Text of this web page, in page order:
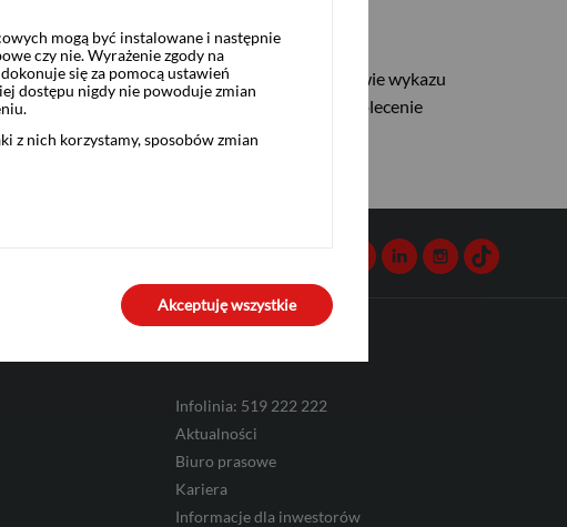
i Finansów z dnia 14 lipca 2017 r. w sprawie wykazu
polecenie przelewu wewnętrznego, polecenie
FacebookTwitterYoutubeLinkedinInstagram
TikTok
Infolinia: 519 222 222
Aktualności
Biuro prasowe
Kariera
Informacje dla inwestorów
mogą być instalowane i następnie
czy nie. Wyrażenie zgody na
się za pomocą ustawień
dostępu nigdy nie powoduje zmian
z nich korzystamy, sposobów zmian
Akceptuję wszystkie